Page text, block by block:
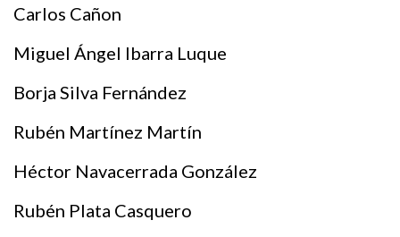
Carlos Cañon
Miguel Ángel Ibarra Luque
Borja Silva Fernández
Rubén Martínez Martín
Héctor Navacerrada González
Rubén Plata Casquero